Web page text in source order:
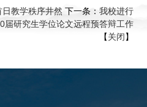
教学秩序井然 下一条： 我校进行
届研究生学位论文远程预答辩工作
【关闭】